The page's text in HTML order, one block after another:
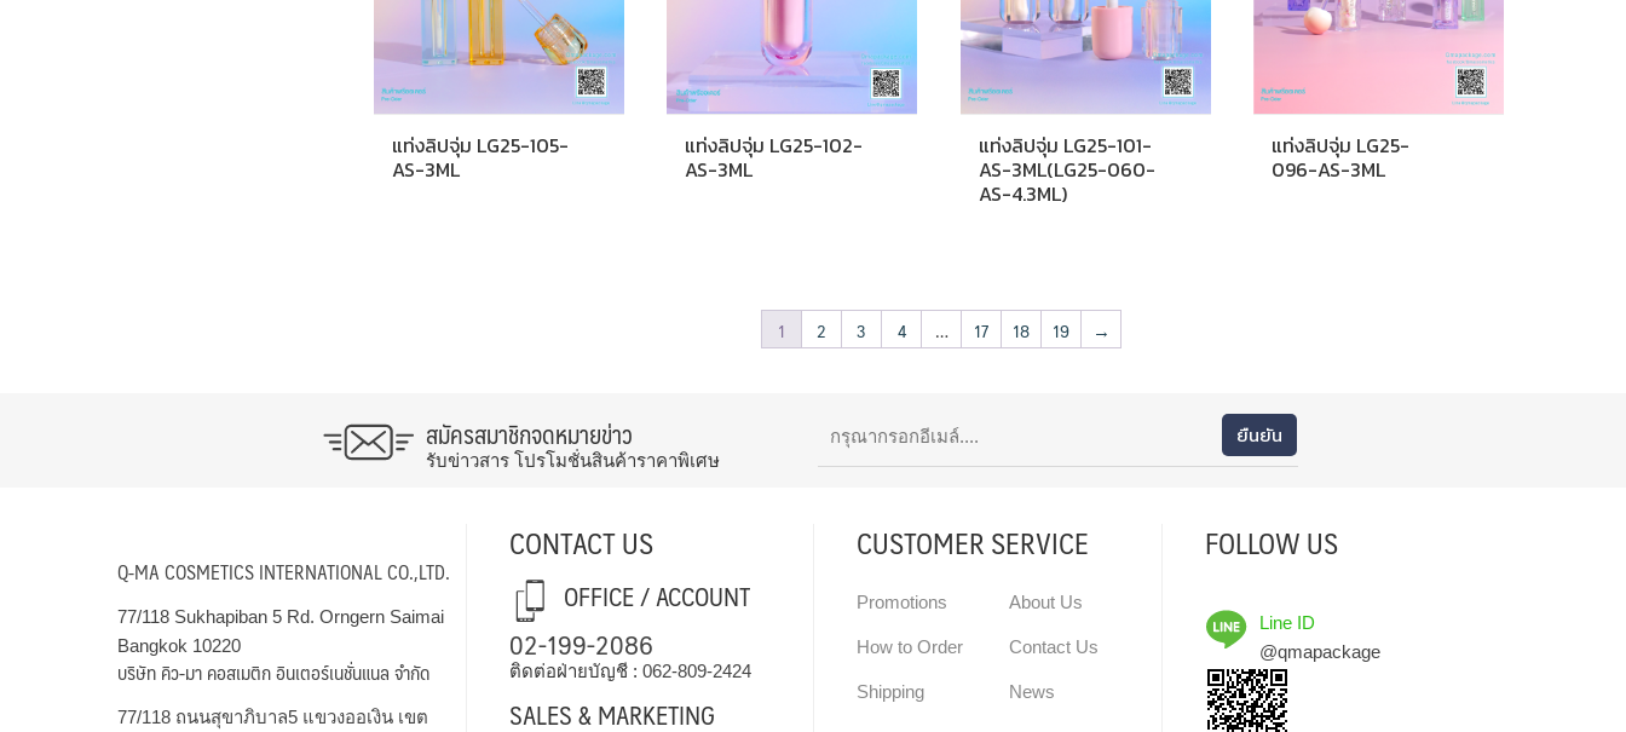
แท่งลิปจุ่ม LG25-105-
AS-3ML
แท่งลิปจุ่ม LG25-102-
AS-3ML
แท่งลิปจุ่ม LG25-101-
AS-3ML(LG25-060-
AS-4.3ML)
แท่งลิปจุ่ม LG25-
096-AS-3ML
1 2 3 4 … 17 18 19 →
สมัครสมาชิกจดหมายข่าว
รับข่าวสาร โปรโมชั่นสินค้าราคาพิเศษ
Q-MA COSMETICS INTERNATIONAL CO.,LTD.
77/118 Sukhapiban 5 Rd. Orngern Saimai
Bangkok 10220
บริษัท คิว-มา คอสเมติก อินเตอร์เนชั่นแนล จำกัด
77/118 ถนนสุขาภิบาล5 แขวงออเงิน เขต
CONTACT US
OFFICE / ACCOUNT
02-199-2086
ติดต่อฝ่ายบัญชี : 062-809-2424
SALES & MARKETING
CUSTOMER SERVICE
Promotions
How to Order
Shipping
About Us
Contact Us
News
FOLLOW US
Line ID
@qmapackage